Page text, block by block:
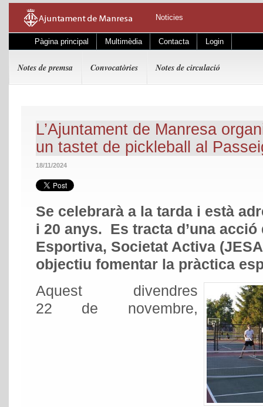
Noticies
Pàgina principal Multimèdia Contacta Login
Notes de premsa Convocatòries Notes de circulació
L’Ajuntament de Manresa
un tastet de pickleball al
18/11/2024
Se celebrarà a la tarda i està
i 20 anys. Es tracta d’una
Esportiva, Societat Activa
objectiu fomentar la pràctica
Aquest divendres
22 de novembre,